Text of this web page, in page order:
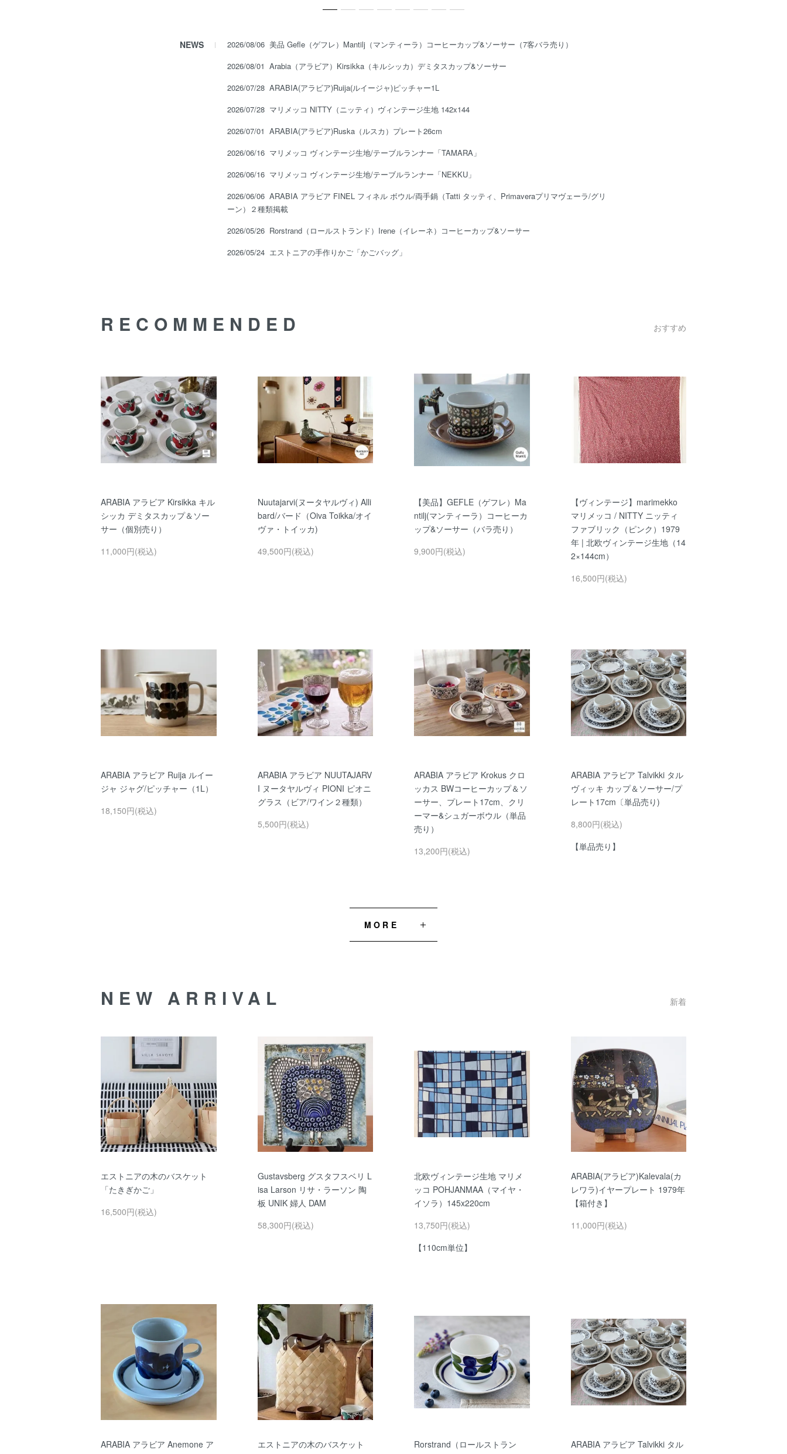
NEWS 2026/08/06 美品 Gefle（ゲフレ）Mantilj（マンティーラ）コーヒーカップ&ソーサー（7客バラ売り）
2026/08/01 Arabia（アラビア）Kirsikka（キルシッカ）デミタスカップ&ソーサー
2026/07/28 ARABIA(アラビア)Ruija(ルイージャ)ピッチャー1L
2026/07/28 マリメッコ NITTY（ニッティ）ヴィンテージ生地 142x144
2026/07/01 ARABIA(アラビア)Ruska（ルスカ）プレート26cm
2026/06/16 マリメッコ ヴィンテージ生地/テーブルランナー「TAMARA」
2026/06/16 マリメッコ ヴィンテージ生地/テーブルランナー「NEKKU」
2026/06/06 ARABIA アラビア FINEL フィネル ボウル/両手鍋（Tatti タッティ、Primaveraプリマヴェーラ/グリ
ーン）２種類掲載
2026/05/26 Rorstrand（ロールストランド）Irene（イレーネ）コーヒーカップ&ソーサー
2026/05/24 エストニアの手作りかご「かごバッグ」
RECOMMENDED おすすめ
ARABIA アラビア Kirsikka キル
シッカ デミタスカップ＆ソー
サー（個別売り）
11,000円(税込)
Nuutajarvi(ヌータヤルヴィ) Alli
bard/バード（Oiva Toikka/オイ
ヴァ・トイッカ)
49,500円(税込)
【美品】GEFLE（ゲフレ）Ma
ntilj(マンティーラ）コーヒーカ
ップ&ソーサー（バラ売り）
9,900円(税込)
【ヴィンテージ】marimekko
マリメッコ / NITTY ニッティ
ファブリック（ピンク）1979
年 | 北欧ヴィンテージ生地（14
2×144cm）
16,500円(税込)
ARABIA アラビア Ruija ルイー
ジャ ジャグ/ピッチャー（1L）
18,150円(税込)
ARABIA アラビア NUUTAJARV
I ヌータヤルヴィ PIONI ピオニ
グラス（ビア/ワイン２種類）
5,500円(税込)
ARABIA アラビア Krokus クロ
ッカス BWコーヒーカップ＆ソ
ーサー、プレート17cm、クリ
ーマー&シュガーボウル（単品
売り）
13,200円(税込)
ARABIA アラビア Talvikki タル
ヴィッキ カップ＆ソーサー/プ
レート17cm〔単品売り)
8,800円(税込)
【単品売り】
MORE
NEW ARRIVAL 新着
エストニアの木のバスケット
「たきぎかご」
16,500円(税込)
Gustavsberg グスタフスベリ L
isa Larson リサ・ラーソン 陶
板 UNIK 婦人 DAM
58,300円(税込)
北欧ヴィンテージ生地 マリメ
ッコ POHJANMAA（マイヤ・
イソラ）145x220cm
13,750円(税込)
【110cm単位】
ARABIA(アラビア)Kalevala(カ
レワラ)イヤープレート 1979年
【箱付き】
11,000円(税込)
ARABIA アラビア Anemone ア
エストニアの木のバスケット
Rorstrand（ロールストラン
ARABIA アラビア Talvikki タル